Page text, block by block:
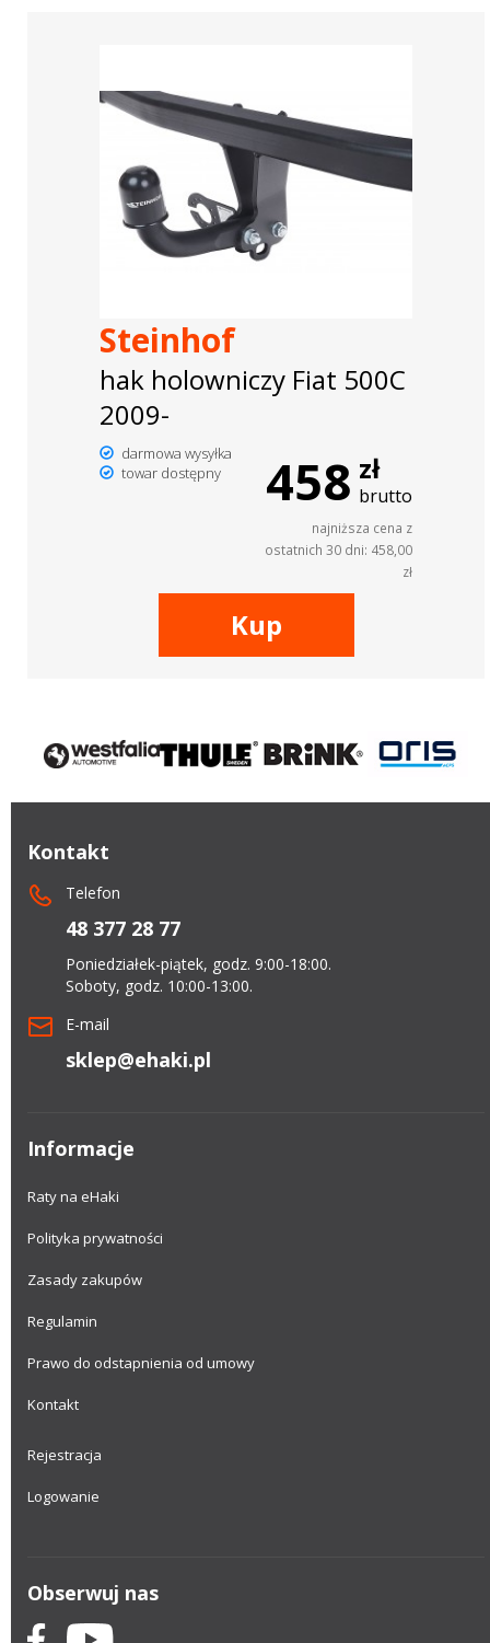
Steinhof
hak holowniczy Fiat 500C
2009-
darmowa wysyłka
towar dostępny
458 zł
brutto
najniższa cena z
ostatnich 30 dni: 458,00
zł
Kup
Kontakt
Telefon
48 377 28 77
Poniedziałek-piątek, godz. 9:00-18:00.
Soboty, godz. 10:00-13:00.
E-mail
sklep@ehaki.pl
Informacje
Raty na eHaki
Polityka prywatności
Zasady zakupów
Regulamin
Prawo do odstapnienia od umowy
Kontakt
Rejestracja
Logowanie
Obserwuj nas